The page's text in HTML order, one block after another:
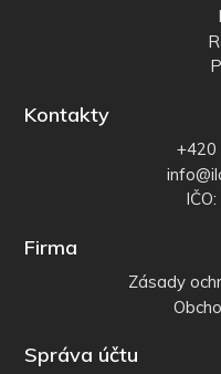
Kontakty
+420
Firma
Zásady
Správa účtu